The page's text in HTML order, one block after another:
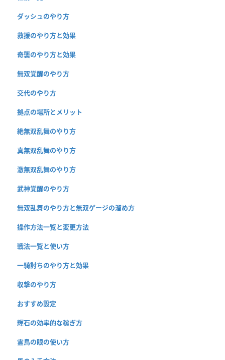
ダッシュのやり方
救援のやり方と効果
奇襲のやり方と効果
無双覚醒のやり方
交代のやり方
拠点の場所とメリット
絶無双乱舞のやり方
真無双乱舞のやり方
激無双乱舞のやり方
武神覚醒のやり方
無双乱舞のやり方と無双ゲージの溜め方
操作方法一覧と変更方法
戦法一覧と使い方
一騎討ちのやり方と効果
収撃のやり方
おすすめ設定
輝石の効率的な稼ぎ方
霊鳥の眼の使い方